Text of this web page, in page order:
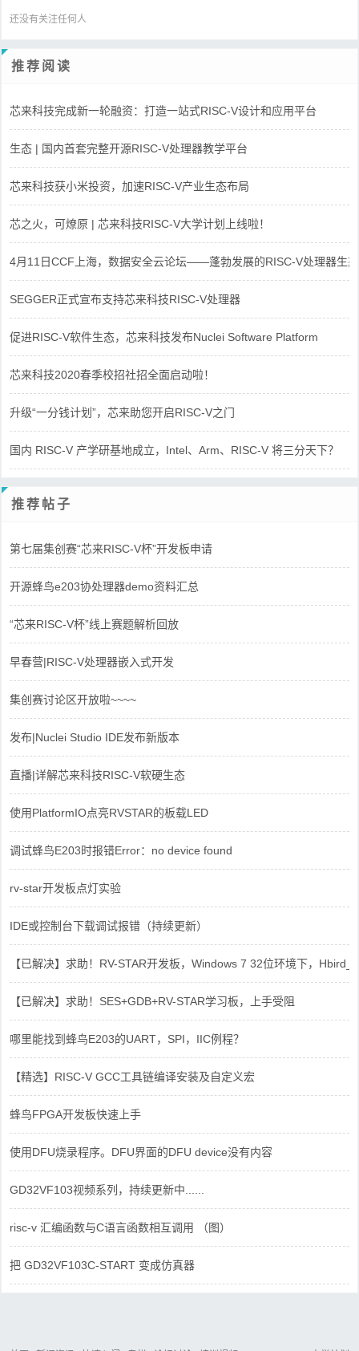
还没有关注任何人
推荐阅读
芯来科技完成新一轮融资：打造一站式RISC-V设计和应用平台
生态 | 国内首套完整开源RISC-V处理器教学平台
芯来科技获小米投资，加速RISC-V产业生态布局
芯之火，可燎原 | 芯来科技RISC-V大学计划上线啦！
4月11日CCF上海，数据安全云论坛——蓬勃发展的RISC-V处理器生态
SEGGER正式宣布支持芯来科技RISC-V处理器
促进RISC-V软件生态，芯来科技发布Nuclei Software Platform
芯来科技2020春季校招社招全面启动啦！
升级“一分钱计划”，芯来助您开启RISC-V之门
国内 RISC-V 产学研基地成立，Intel、Arm、RISC-V 将三分天下？
推荐帖子
第七届集创赛“芯来RISC-V杯”开发板申请
开源蜂鸟e203协处理器demo资料汇总
“芯来RISC-V杯”线上赛题解析回放
早春营|RISC-V处理器嵌入式开发
集创赛讨论区开放啦~~~~
发布|Nuclei Studio IDE发布新版本
直播|详解芯来科技RISC-V软硬生态
使用PlatformIO点亮RVSTAR的板载LED
调试蜂鸟E203时报错Error：no device found
rv-star开发板点灯实验
IDE或控制台下载调试报错（持续更新）
【已解决】求助！RV-STAR开发板，Windows 7 32位环境下，
【已解决】求助！SES+GDB+RV-STAR学习板，上手受阻
哪里能找到蜂鸟E203的UART，SPI，IIC例程？
【精选】RISC-V GCC工具链编译安装及自定义宏
蜂鸟FPGA开发板快速上手
使用DFU烧录程序。DFU界面的DFU device没有内容
GD32VF103视频系列，持续更新中......
risc-v 汇编函数与C语言函数相互调用 （图）
把 GD32VF103C-START 变成仿真器